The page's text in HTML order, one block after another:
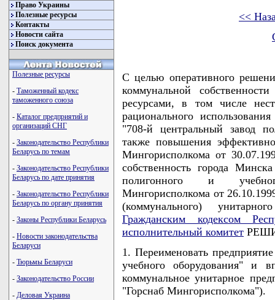
Право Украины
Полезные ресурсы
Контакты
Новости сайта
Поиск документа
Полезные ресурсы
- Таможенный кодекс
таможенного союза
- Каталог предприятий и
организаций СНГ
- Законодательство Республики
Беларусь по темам
- Законодательство Республики
Беларусь по дате принятия
- Законодательство Республики
Беларусь по органу принятия
- Законы Республики Беларусь
- Новости законодательства
Беларуси
- Тюрьмы Беларуси
- Законодательство России
- Деловая Украина
<<
С целью оперативного
коммунальной
ресурсами, в том числе
рационального
"708-й центральный завод
также повышения
Мингорисполкома от
собственность города
полигонного и
Мингорисполкома от
(коммунального)
Гражданским кодексом
исполнительный комитет
1. Переименовать
учебного оборудования" и
коммунальное унитарное
"Горснаб Мингорисполкома").